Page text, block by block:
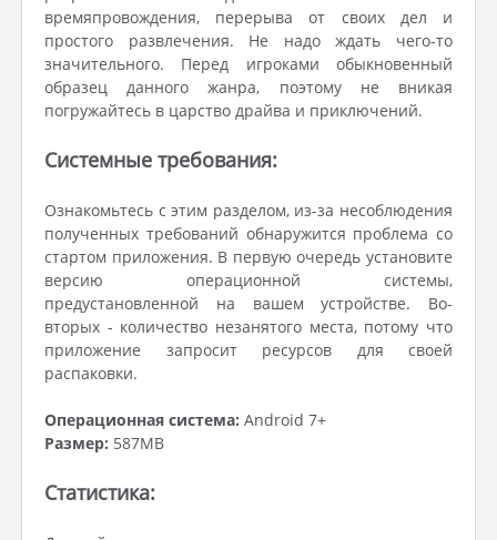
времяпровождения, перерыва от своих дел и
простого развлечения. Не надо ждать чего-то
значительного. Перед игроками обыкновенный
образец данного жанра, поэтому не вникая
погружайтесь в царство драйва и приключений.
Системные требования:
Ознакомьтесь с этим разделом, из-за несоблюдения
полученных требований обнаружится проблема со
стартом приложения. В первую очередь установите
версию операционной системы,
предустановленной на вашем устройстве. Во-
вторых - количество незанятого места, потому что
приложение запросит ресурсов для своей
распаковки.
Операционная система: Android 7+
Размер: 587MB
Статистика: